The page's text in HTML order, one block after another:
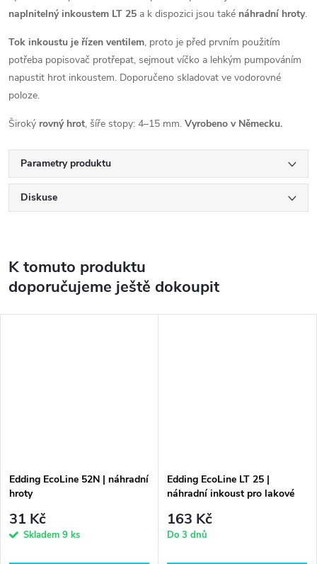
naplnitelnýinkoustem LT 25 a k dispozici jsou také náhradní hroty.
Tok inkoustu je řízen ventilem, proto je před prvním použitím
potřeba popisovač protřepat, sejmout víčko a lehkým pumpováním
napustit hrot inkoustem. Doporučeno skladovat ve vodorovné
poloze.
Široký rovný hrot, šíře stopy: 4–15 mm. Vyrobeno v Německu.
Parametry produktu
Diskuse
K tomuto produktu
doporučujeme ještě dokoupit
Edding EcoLine 52N | náhradní
hroty
31 Kč
Skladem 9 ks
Edding EcoLine LT 25 |
náhradní inkoust pro lakové
163 Kč
Do 3 dnů